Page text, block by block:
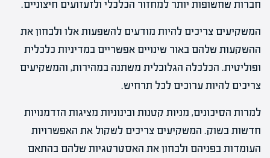
חברות שחשופות יותר למחזור הכלכלי ולזעזועים חיצוניים.
המשקיעים צריכים להיות מודעים להשפעות אלו ולבחון את
ההשקעות שלהם באור שינויים אפשריים במדיניות כלכלית
ופוליטית. הכלכלה הגלובלית משתנה במהירות, והמשקיעים
צריכים להיות ערוכים לכל תרחיש.
למרות הסיכונים, מניות קטנות ובינוניות מציגות הזדמנויות
חדשות בשוק. המשקיעים צריכים לשקול את האפשרויות
העומדות בפניהם ולבחון את האסטרטגיות שלהם בהתאם